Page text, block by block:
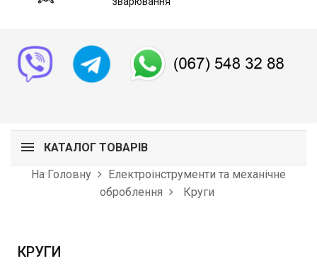
КАТАЛОГ ТОВАРІВ
На Головну
Електроінструменти та механічне
оброблення
Круги
КРУГИ